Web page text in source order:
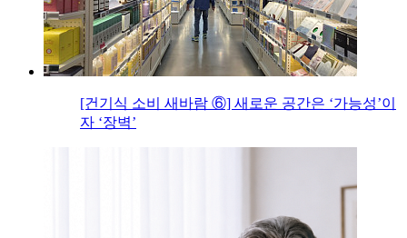
[건기식 소비 새바람 ⑥] 새로운 공간은 ‘가능성’이
자 ‘장벽’